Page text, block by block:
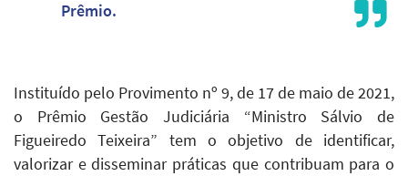
Prêmio.
Instituído pelo Provimento nº 9, de 17 de maio de 2021,
o Prêmio Gestão Judiciária “Ministro Sálvio de
Figueiredo Teixeira” tem o objetivo de identificar,
valorizar e disseminar práticas que contribuam para o